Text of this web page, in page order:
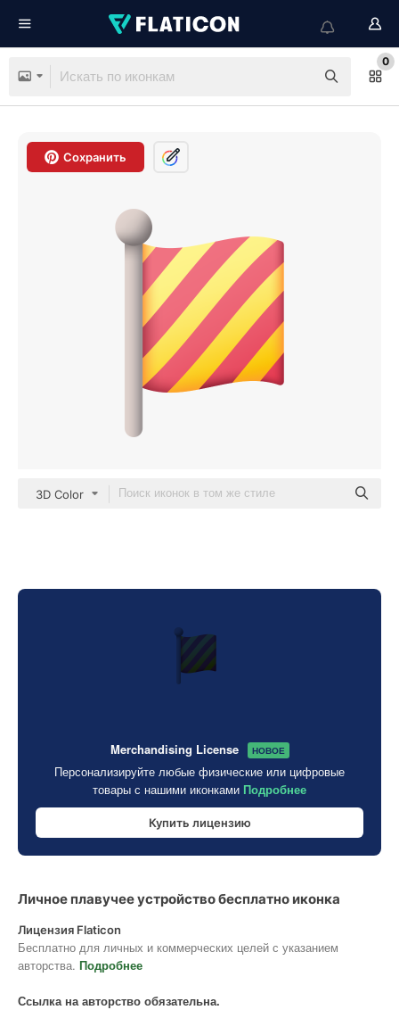
0
Сохранить
3D Color
Merchandising License НОВОЕ
Персонализируйте любые физические или цифровые
товары с нашими иконками Подробнее
Купить лицензию
Личное плавучее устройство бесплатно иконка
Лицензия Flaticon
Бесплатно для личных и коммерческих целей с указанием
авторства. Подробнее
Ссылка на авторство обязательна.